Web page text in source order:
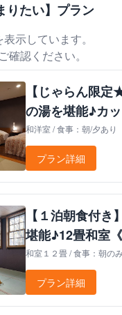
りたい】プラン
示しています。
確認ください。
【じゃらん限
の湯を堪能♪カ
和洋室 / 食事：朝/夕あり
プラン詳細
【１泊朝食付
堪能♪12畳和室《
和室１２畳 / 食事：朝の
プラン詳細